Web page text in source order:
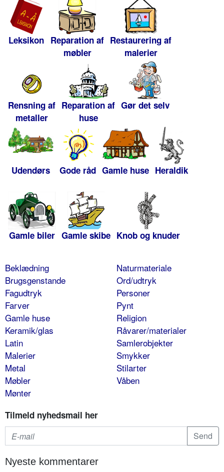
Leksikon Reparation af
møbler
Restaurering af
malerier
Rensning af
metaller
Reparation af
huse
Gør det selv
Udendørs Gode råd Gamle huse Heraldik
Gamle biler Gamle skibe Knob og knuder
Beklædning
Brugsgenstande
Fagudtryk
Farver
Gamle huse
Keramik/glas
Latin
Malerier
Metal
Møbler
Mønter
Naturmateriale
Ord/udtryk
Personer
Pynt
Religion
Råvarer/materialer
Samlerobjekter
Smykker
Stilarter
Våben
Tilmeld nyhedsmail her
Nyeste kommentarer